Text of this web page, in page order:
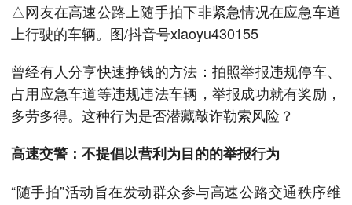
△网友在高速公路上随手拍下非紧急情况在应急车道
上行驶的车辆。图/抖音号xiaoyu430155
曾经有人分享快速挣钱的方法：拍照举报违规停车、
占用应急车道等违规违法车辆，举报成功就有奖励，
多劳多得。这种行为是否潜藏敲诈勒索风险？
高速交警：不提倡以营利为目的的举报行为
“随手拍”活动旨在发动群众参与高速公路交通秩序维